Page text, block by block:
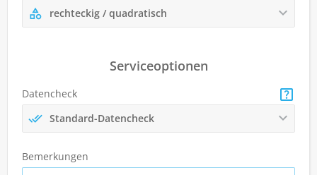
rechteckig / quadratisch
Serviceoptionen
Datencheck
Standard-Datencheck
Bemerkungen